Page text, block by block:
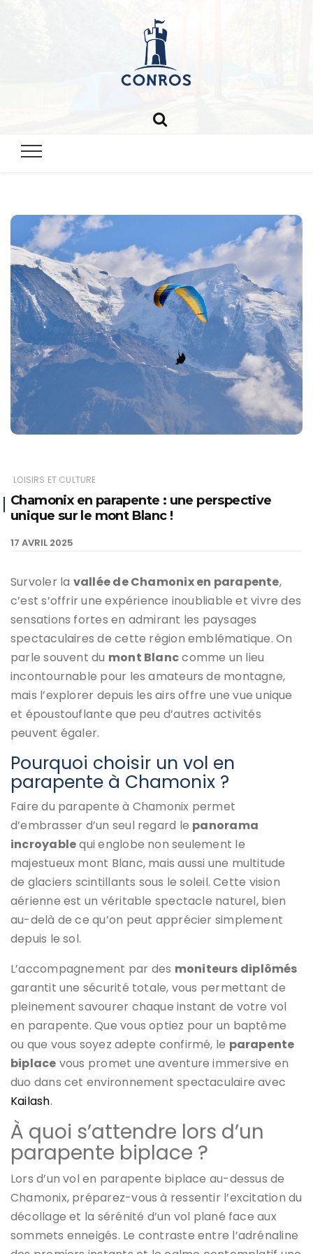
LOISIRS ET CULTURE
Chamonix en parapente : une perspective
unique sur le mont Blanc !
17 AVRIL 2025
Survoler la vallée de Chamonix en parapente,
c’est s’offrir une expérience inoubliable et vivre des
sensations fortes en admirant les paysages
spectaculaires de cette région emblématique. On
parle souvent du mont Blanccomme un lieu
incontournable pour les amateurs de montagne,
mais l’explorer depuis les airs offre une vue unique
et époustouflante que peu d’autres activités
peuvent égaler.
Pourquoi choisir un vol en
parapente à Chamonix ?
Faire du parapente à Chamonix permet
d’embrasser d’un seul regard le panorama
incroyablequi englobe non seulement le
majestueux mont Blanc, mais aussi une multitude
de glaciers scintillants sous le soleil. Cette vision
aérienne est un véritable spectacle naturel, bien
au-delà de ce qu’on peut apprécier simplement
depuis le sol.
L’accompagnement par des moniteurs diplômés
garantit une sécurité totale, vous permettant de
pleinement savourer chaque instant de votre vol
en parapente. Que vous optiez pour un baptême
ou que vous soyez adepte confirmé, le parapente
biplace vous promet une aventure immersive en
duo dans cet environnement spectaculaire avec
Kailash.
À quoi s’attendre lors d’un
parapente biplace ?
Lors d’un vol en parapente biplace au-dessus de
Chamonix, préparez-vous à ressentir l’excitation du
décollage et la sérénité d’un vol plané face aux
sommets enneigés. Le contraste entre l’adrénaline